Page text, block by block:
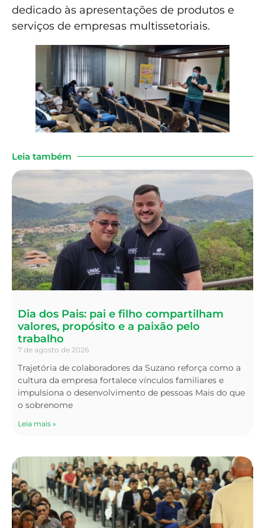
dedicado às apresentações de produtos e
serviços de empresas multissetoriais.
Leia também
Dia dos Pais: pai e filho compartilham
valores, propósito e a paixão pelo
trabalho
7 de agosto de 2026
Trajetória de colaboradores da Suzano reforça como a
cultura da empresa fortalece vínculos familiares e
impulsiona o desenvolvimento de pessoas Mais do que
o sobrenome
Leia mais »